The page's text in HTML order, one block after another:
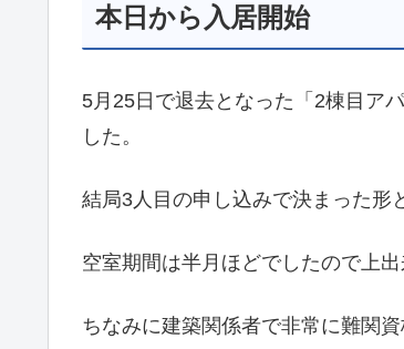
本日から入居開始
5月25日で退去となった「2棟目ア
した。
結局3人目の申し込みで決まった形
空室期間は半月ほどでしたので上出
ちなみに建築関係者で非常に難関